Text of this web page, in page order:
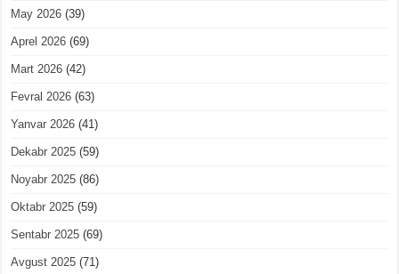
May 2026 (39)
Aprel 2026 (69)
Mart 2026 (42)
Fevral 2026 (63)
Yanvar 2026 (41)
Dekabr 2025 (59)
Noyabr 2025 (86)
Oktabr 2025 (59)
Sentabr 2025 (69)
Avgust 2025 (71)